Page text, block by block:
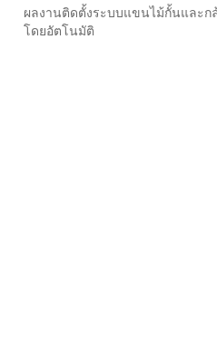
ผลงานติดตั้งระบบแขนไม้กั้นและก
โดยอัตโนมัติ